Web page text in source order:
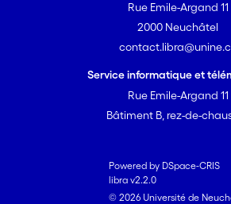
Rue Emile-Argand 11
2000 Neuchâtel
Service informatique et
Rue Emile-Argand 11
Bâtiment B, rez-de-
Powered by DSpace-CRIS
libra v2.2.0
© 2026 Université de